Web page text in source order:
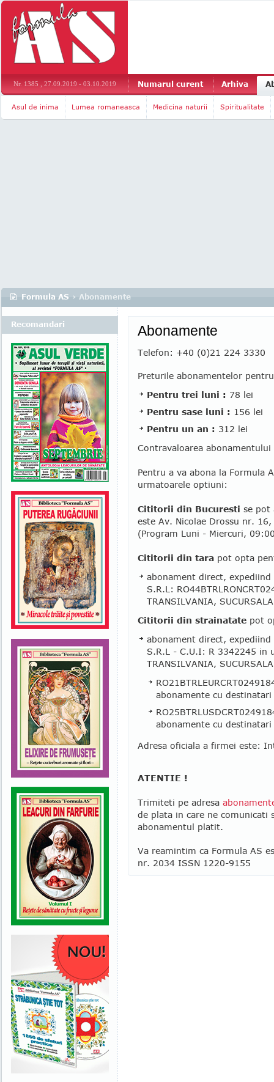
Nr. 1385 , 27.09.2019 - 03.10.2019 Numarul curent Arhiva
Asul de inima Lumea romaneasca Medicina naturii Spiritualitate
Formula AS › Abonamente
Abonamente
Telefon: +40 (0)21 224 3330
Preturile abonamentelor
Pentru trei luni : 78 lei
Pentru sase luni : 156 lei
Pentru un an : 312 lei
Contravaloarea
Pentru a va abona la Formula
urmatoarele optiuni:
Cititorii din Bucuresti se pot
este Av. Nicolae Drossu nr.
(Program Luni - Miercuri,
Cititorii din tara pot opta
abonament direct,
S.R.L:
TRANSILVANIA,
Cititorii din strainatate pot
abonament direct,
S.R.L - C.U.I: R 3342245 in
TRANSILVANIA,
abonamente cu
abonamente cu
Adresa oficiala a firmei este:
ATENTIE !
Trimiteti pe adresa
de plata in care ne comunicati
abonamentul platit.
Va reamintim ca Formula AS
nr. 2034 ISSN 1220-9155
Recomandari